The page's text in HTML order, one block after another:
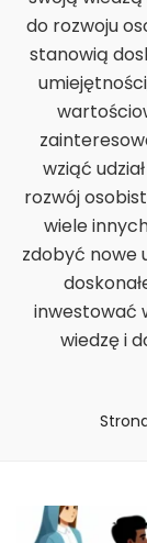
do rozwoju
stanowią
wziąć
rozwój
wiele
zdobyć nowe
inwestować
wiedzę i